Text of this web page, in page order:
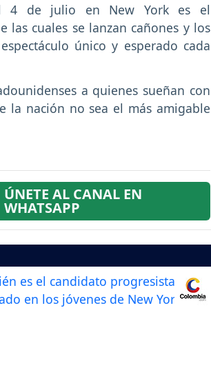
4 de julio en New York es el
las cuales se lanzan cañones y los
único y esperado cada
a quienes sueñan con
la nación no sea el más amigable
ÚNETE AL CANAL EN
WHATSAPP